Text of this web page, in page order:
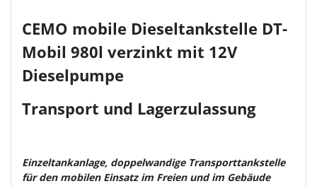
CEMO mobile Dieseltankstelle DT-
Mobil 980l verzinkt mit 12V
Dieselpumpe
Transport und Lagerzulassung
Einzeltankanlage, doppelwandige Transporttankstelle
für den mobilen Einsatz im Freien und im Gebäude